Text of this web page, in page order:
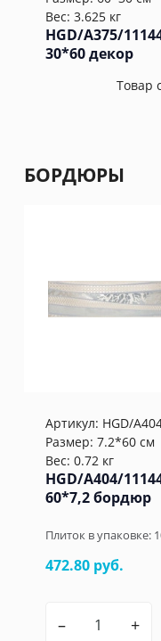
Вес: 3.625 кг
HGD/A375/
30*60 декор
Товар
БОРДЮРЫ
Артикул: HGD/
Размер: 7.2*60 см
Вес: 0.72 кг
HGD/A404/
60*7,2 бордюр
Плиток в упаковке:
472.80 руб.
– +